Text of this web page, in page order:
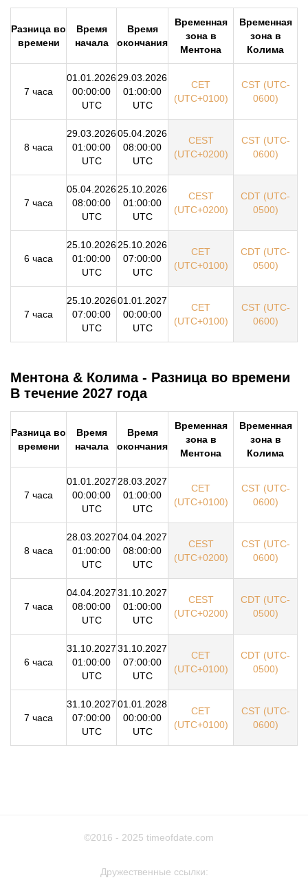
Разница во
времени
Время
начала
Время
окончания
Временная
зона в
Ментона
Временная
зона в
Колима
7 часа
01.01.2026
00:00:00
UTC
29.03.2026
01:00:00
UTC
CET
(UTC+0100)
CST (UTC-
0600)
8 часа
29.03.2026
01:00:00
UTC
05.04.2026
08:00:00
UTC
CEST
(UTC+0200)
CST (UTC-
0600)
7 часа
05.04.2026
08:00:00
UTC
25.10.2026
01:00:00
UTC
CEST
(UTC+0200)
CDT (UTC-
0500)
6 часа
25.10.2026
01:00:00
UTC
25.10.2026
07:00:00
UTC
CET
(UTC+0100)
CDT (UTC-
0500)
7 часа
25.10.2026
07:00:00
UTC
01.01.2027
00:00:00
UTC
CET
(UTC+0100)
CST (UTC-
0600)
Ментона & Колима - Разница во времени
В течение 2027 года
Разница во
времени
Время
начала
Время
окончания
Временная
зона в
Ментона
Временная
зона в
Колима
7 часа
01.01.2027
00:00:00
UTC
28.03.2027
01:00:00
UTC
CET
(UTC+0100)
CST (UTC-
0600)
8 часа
28.03.2027
01:00:00
UTC
04.04.2027
08:00:00
UTC
CEST
(UTC+0200)
CST (UTC-
0600)
7 часа
04.04.2027
08:00:00
UTC
31.10.2027
01:00:00
UTC
CEST
(UTC+0200)
CDT (UTC-
0500)
6 часа
31.10.2027
01:00:00
UTC
31.10.2027
07:00:00
UTC
CET
(UTC+0100)
CDT (UTC-
0500)
7 часа
31.10.2027
07:00:00
UTC
01.01.2028
00:00:00
UTC
CET
(UTC+0100)
CST (UTC-
0600)
©2016 - 2025 timeofdate.com
Дружественные ссылки: